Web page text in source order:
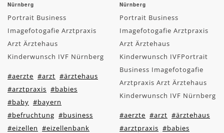
Nürnberg
Portrait Business
Imagefotogafie Arztpraxis
Arzt Ärztehaus
Kinderwunsch IVF Nürnberg
#aerzte #arzt #ärztehaus
#arztpraxis #babies
#baby #bayern
#befruchtung #business
#eizellen #eizellenbank
Nürnberg
Portrait Business
Imagefotogafie Arztpraxis
Arzt Ärztehaus
Kinderwunsch IVFPortrait
Business Imagefotogafie
Arztpraxis Arzt Ärztehaus
Kinderwunsch IVF Nürnberg
#aerzte #arzt #ärztehaus
#arztpraxis #babies